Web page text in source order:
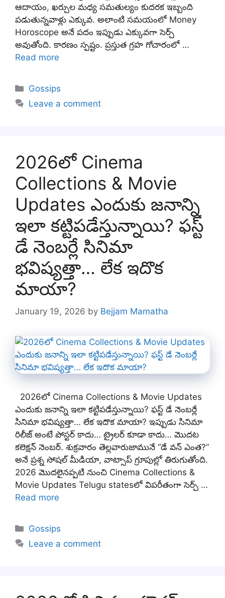
ఆదాయం, ఖర్చుల మధ్య సమతుల్యం కుదరక ఇబ్బంది
పడుతున్నవాళ్లు ఎక్కువ. అలాంటి సమయంలో Money
Horoscope అనే పదం ఇప్పుడు ఎక్కువగా సెర్చ్
అవుతోంది. కారణం స్పష్టం. ప్రస్తుత గ్రహ గోచారంలో …
Read more
Categories
Gossips
Leave a comment
2026లో Cinema
Collections & Movie
Updates ఎందుకు జనాన్ని
ఇలా కట్టిపడేస్తున్నాయి? ఫస్ట్
డే నెంబర్లే సినిమా
భవిష్యత్తా… లేక ఇదొక
మాయా?
January 19, 2026 by Bejjam Mamatha
2026లో Cinema Collections & Movie Updates
ఎందుకు జనాన్ని ఇలా కట్టిపడేస్తున్నాయి? ఫస్ట్ డే నెంబర్లే
సినిమా భవిష్యత్తా… లేక ఇదొక మాయా? ఇప్పుడు సినిమా
రిలీజ్ అంటే పోస్టర్ కాదు… ట్రైలర్ కూడా కాదు… మొదట
కలెక్షన్ నెంబర్. శుక్రవారం తెల్లవారుజామునే “డే వన్ ఎంత?”
అనే ప్రశ్న సోషల్ మీడియా, వాట్సాప్ గ్రూపుల్లో తిరుగుతోంది.
2026 మొదలైనప్పటి నుంచి Cinema Collections &
Movie Updates Telugu statesలో విపరీతంగా సెర్చ్ …
Read more
Categories
Gossips
Leave a comment